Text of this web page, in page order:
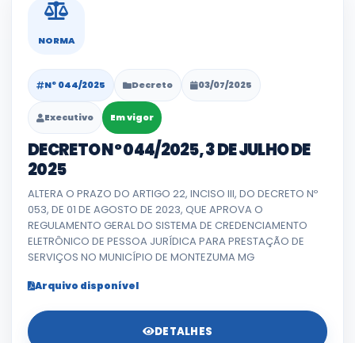
NORMA
Nº 044/2025 Decreto 03/07/2025
Executivo Em vigor
DECRETO Nº 044/2025, 3 DE JULHO DE
2025
ALTERA O PRAZO DO ARTIGO 22, INCISO III, DO DECRETO Nº
053, DE 01 DE AGOSTO DE 2023, QUE APROVA O
REGULAMENTO GERAL DO SISTEMA DE CREDENCIAMENTO
ELETRÔNICO DE PESSOA JURÍDICA PARA PRESTAÇÃO DE
SERVIÇOS NO MUNICÍPIO DE MONTEZUMA MG
Arquivo disponível
DETALHES